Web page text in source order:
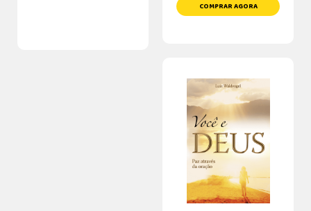
COMPRAR AGORA